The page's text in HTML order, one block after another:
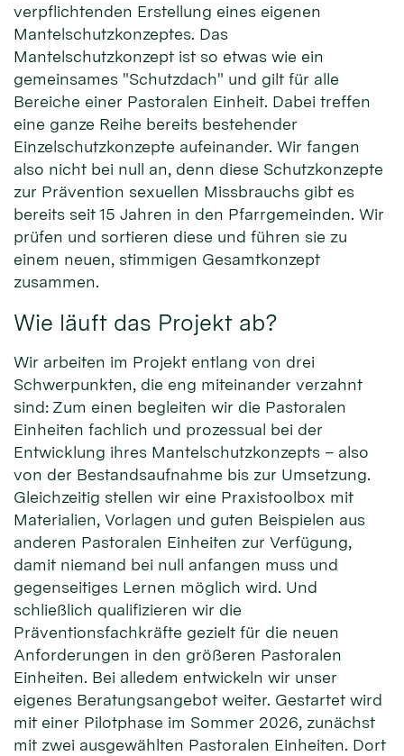
verpflichtenden Erstellung eines eigenen
Mantelschutzkonzeptes. Das
Mantelschutzkonzept ist so etwas wie ein
gemeinsames "Schutzdach" und gilt für alle
Bereiche einer Pastoralen Einheit. Dabei treffen
eine ganze Reihe bereits bestehender
Einzelschutzkonzepte aufeinander. Wir fangen
also nicht bei null an, denn diese Schutzkonzepte
zur Prävention sexuellen Missbrauchs gibt es
bereits seit 15 Jahren in den Pfarrgemeinden. Wir
prüfen und sortieren diese und führen sie zu
einem neuen, stimmigen Gesamtkonzept
zusammen.
Wie läuft das Projekt ab?
Wir arbeiten im Projekt entlang von drei
Schwerpunkten, die eng miteinander verzahnt
sind: Zum einen begleiten wir die Pastoralen
Einheiten fachlich und prozessual bei der
Entwicklung ihres Mantelschutzkonzepts – also
von der Bestandsaufnahme bis zur Umsetzung.
Gleichzeitig stellen wir eine Praxistoolbox mit
Materialien, Vorlagen und guten Beispielen aus
anderen Pastoralen Einheiten zur Verfügung,
damit niemand bei null anfangen muss und
gegenseitiges Lernen möglich wird. Und
schließlich qualifizieren wir die
Präventionsfachkräfte gezielt für die neuen
Anforderungen in den größeren Pastoralen
Einheiten. Bei alledem entwickeln wir unser
eigenes Beratungsangebot weiter. Gestartet wird
mit einer Pilotphase im Sommer 2026, zunächst
mit zwei ausgewählten Pastoralen Einheiten. Dort